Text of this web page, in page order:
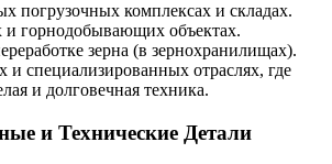
погрузочных комплексах и складах.
и горнодобывающих объектах.
зерна (в зернохранилищах).
специализированных отраслях, где
и долговечная техника.
и Технические Детали